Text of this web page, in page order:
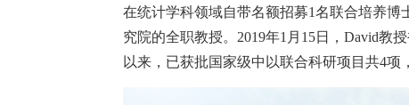
在统计学科领域自带名额招募1名联合培养博
究院的全职教授。 2019年1 月 15日， David教
以来，已获批国家级中以联合科研项目共4项